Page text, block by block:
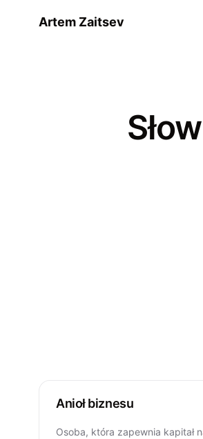
Artem Zaitsev
Anioł biznesu
Osoba, która zapewnia kapitał